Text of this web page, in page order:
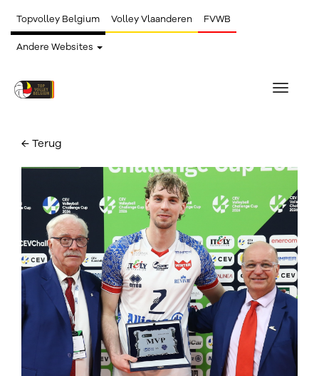
Topvolley Belgium Volley Vlaanderen FVWB
Andere Websites
Toggle
← Terug